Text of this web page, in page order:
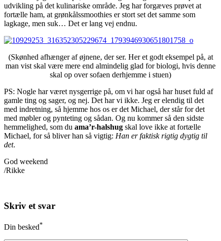
udvikling på det kulinariske område. Jeg har forgæves prøvet at
fortælle ham, at grønkålssmoothies er stort set det samme som
lagkage, men suk… Det er lang vej endnu.
(Skønhed afhænger af øjnene, der ser. Her et godt eksempel på, at
man vist skal være mere end almindelig glad for biologi, hvis denne
skal op over sofaen derhjemme i stuen)
PS: Nogle har været nysgerrige på, om vi har også har huset fuld af
gamle ting og sager, og nej. Det har vi ikke. Jeg er elendig til det
med indretning, så hjemme hos os er det Michael, der står for det
med møbler og pynteting og sådan. Og nu kommer så den sidste
hemmelighed, som du ama’r-halshug skal love ikke at fortælle
Michael, for så bliver han så vigtig: Han er faktisk rigtig dygtig til
det.
God weekend
/Rikke
Skriv et svar
Din besked*